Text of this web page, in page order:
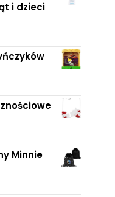
i dzieci
Minnie